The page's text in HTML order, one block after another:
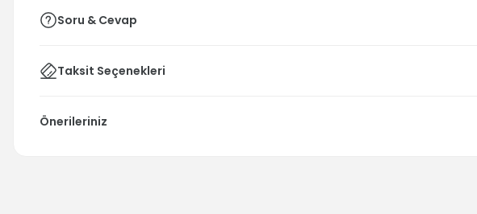
Soru & Cevap
Taksit Seçenekleri
Önerileriniz